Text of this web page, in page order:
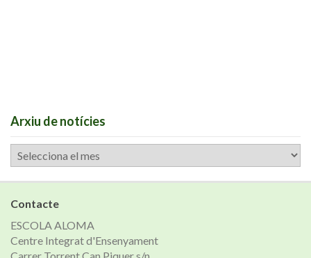
Arxiu de notícies
Arxiu
de
notícies
Contacte
ESCOLA ALOMA
Centre Integrat d'Ensenyament